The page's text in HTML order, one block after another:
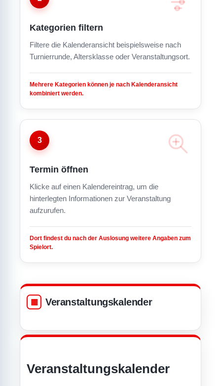
Kategorien filtern
Filtere die Kalenderansicht beispielsweise nach
Turnierrunde, Altersklasse oder Veranstaltungsort.
Mehrere Kategorien können je nach Kalenderansicht
kombiniert werden.
3
Termin öffnen
Klicke auf einen Kalendereintrag, um die
hinterlegten Informationen zur Veranstaltung
aufzurufen.
Dort findest du nach der Auslosung weitere Angaben zum
Spielort.
Veranstaltungskalender
Veranstaltungskalender